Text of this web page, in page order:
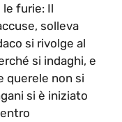
le furie: Il
solleva
si rivolge al
si indaghi, e
querele non si
si è iniziato